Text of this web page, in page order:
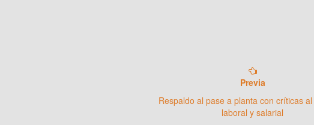
Previa
Respaldo al pase a planta con críticas
laboral y salarial